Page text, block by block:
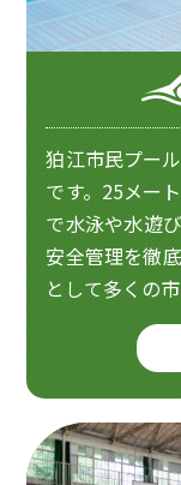
狛江市民プー
です。25メー
で水泳や水遊
安全管理を徹
として多くの